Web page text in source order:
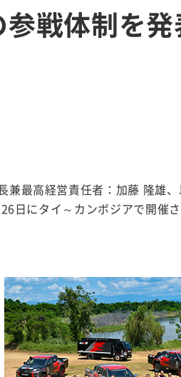
戦体制を発
兼最高経営責任者：加藤 隆雄
日にタイ～カンボジアで開催